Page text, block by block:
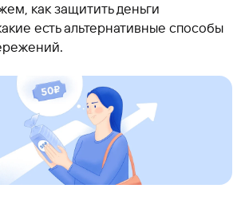
как защитить деньги
есть альтернативные способы